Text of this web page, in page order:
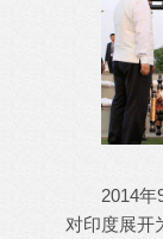
2014年9
对印度展开